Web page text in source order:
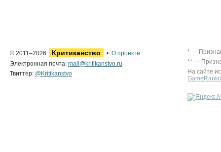
© 2011–2026 Критиканство • О проекте
Электронная почта: mail@kritikanstvo.ru
Твиттер: @Kritikanstvo
* —
** —
На сайте